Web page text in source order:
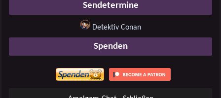
Sendetermine
Detektiv Conan
Spenden